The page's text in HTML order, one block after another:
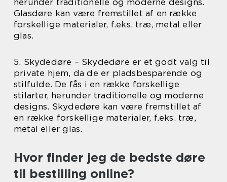
herunder traditionelle og moderne designs.
Glasdøre kan være fremstillet af en række
forskellige materialer, f.eks. træ, metal eller
glas.
5. Skydedøre – Skydedøre er et godt valg til
private hjem, da de er pladsbesparende og
stilfulde. De fås i en række forskellige
stilarter, herunder traditionelle og moderne
designs. Skydedøre kan være fremstillet af
en række forskellige materialer, f.eks. træ,
metal eller glas.
Hvor finder jeg de bedste døre
til bestilling online?